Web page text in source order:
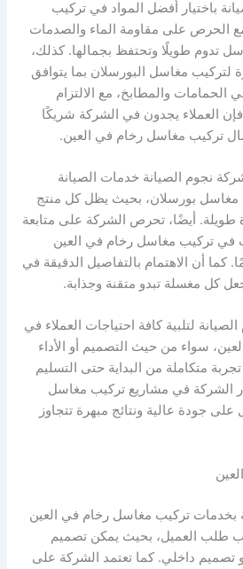
باختيار أفضل المواد في تركيب
الحرص على مقاومة الماء والصدمات
تدوم طويلًا وتحتفظ بجمالها. كذلك،
لتركيب مغاسل البورسلان بما يتوافق
والمطابخ، مع الالتزام
فإن العملاء يجدون في الشركة شريكًا
تركيب مغاسل رخام في العين.
نجوم الصيانة خدمات الصيانة
مغاسل بورسلان، بحيث يظل كل منتج
طويلة. أيضًا، تحرص الشركة على متابعة
في تركيب مغاسل رخام في العين
كما أن الاهتمام بالتفاصيل الدقيقة في
كل مغسلة تبدو متقنة وجذابة.
لتلبية كافة احتياجات العملاء في
سواء من حيث التصميم أو الأداء
متكاملة من البداية حتى التسليم
الشركة في مشاريع تركيب مغاسل
جودة عالية ونتائج مبهرة تتجاوز
بخدمات تركيب مغاسل رخام في العين
طلب العميل، بحيث يمكن تصميم
تصميم داخلي. كما تعتمد الشركة على